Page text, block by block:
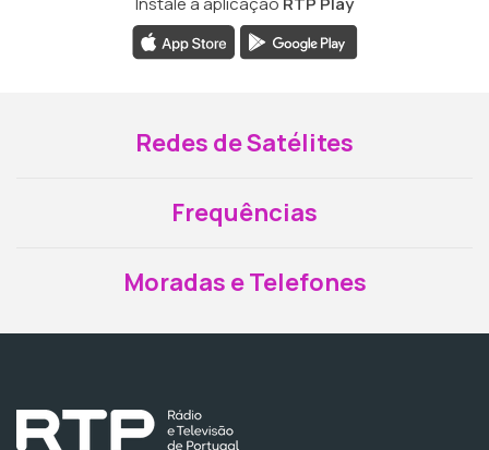
Redes de Satélites
Frequências
Moradas e Telefones